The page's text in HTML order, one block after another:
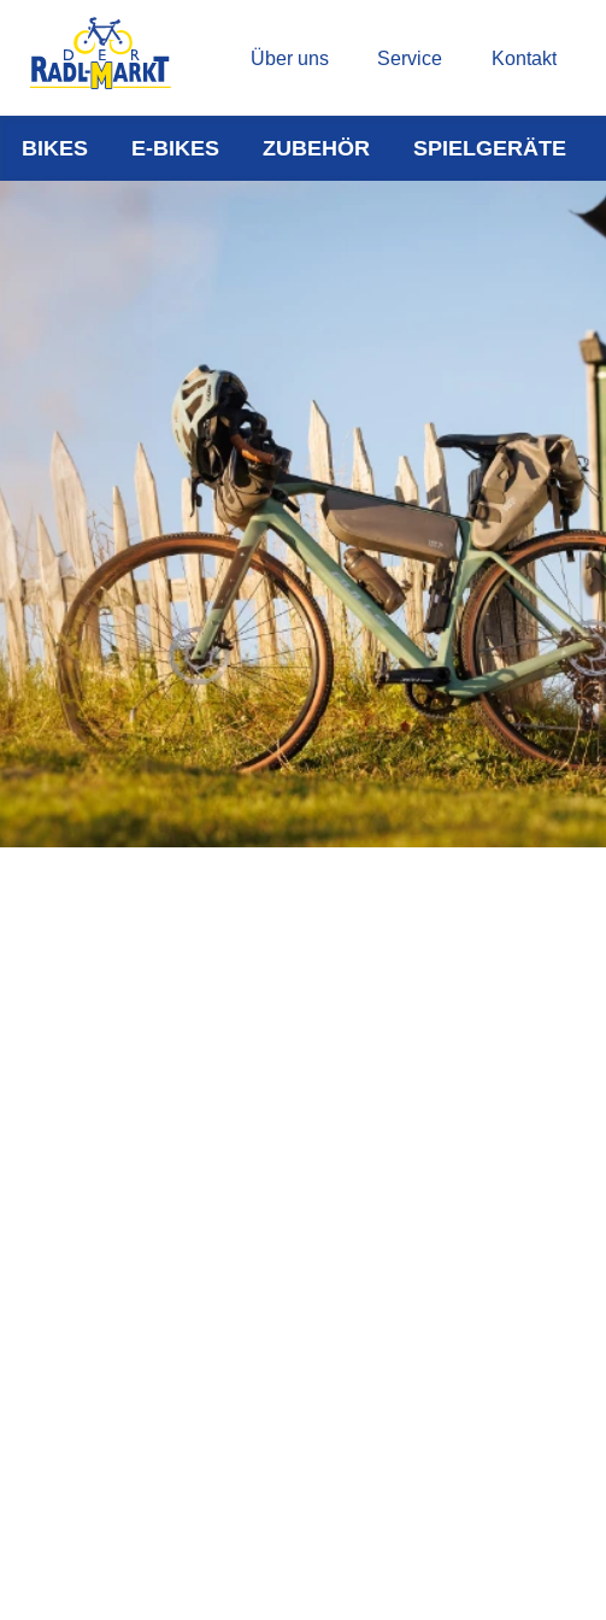
Über uns Service Kontakt
BIKES E-BIKES ZUBEHÖR SPIELGERÄTE